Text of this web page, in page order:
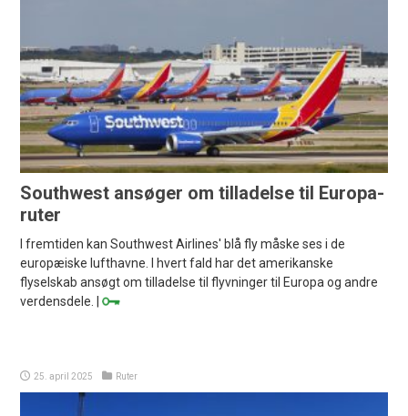
Southwest ansøger om tilladelse til Europa-
ruter
I fremtiden kan Southwest Airlines' blå fly måske ses i de
europæiske lufthavne. I hvert fald har det amerikanske
flyselskab ansøgt om tilladelse til flyvninger til Europa og andre
verdensdele. |
25. april 2025 Ruter